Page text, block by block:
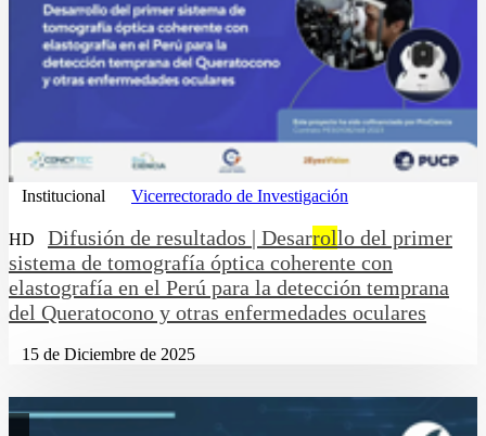
Institucional Vicerrectorado de Investigación
HD Difusión de resultados | Desarrollo del primer
sistema de tomografía óptica coherente con
elastografía en el Perú para la detección temprana
del Queratocono y otras enfermedades oculares
15 de Diciembre de 2025